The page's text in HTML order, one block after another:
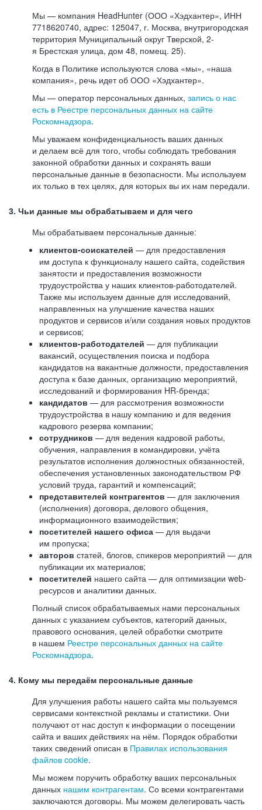
Мы — компания HeadHunter (ООО «Хэдхантер», ИНН
7718620740, адрес: 125047, г. Москва, внутригородская
территория Муниципальный округ Тверской, 2-
я Брестская улица, дом 48, помещ. 25).
Когда в Политике используются слова «мы», «наша
компания», речь идет об ООО «Хэдхантер».
Мы — оператор персональных данных, запись о нас
есть в Реестре персональных данных на сайте
Роскомнадзора.
Мы уважаем конфиденциальность ваших данных
и делаем всё для того, чтобы соблюдать требования
законной обработки данных и сохранять ваши
персональные данные в безопасности. Мы используем
их только в тех целях, для которых вы их нам передали.
3. Чьи данные мы обрабатываем и для чего
Мы обрабатываем персональные данные:
клиентов-соискателей — для предоставления
им доступа к функционалу нашего сайта, содействия
занятости и предоставления возможности
трудоустройства у наших клиентов-работодателей.
Также мы используем данные для исследований,
направленных на улучшение качества наших
продуктов и сервисов и/или создания новых продуктов
и сервисов;
клиентов-работодателей — для публикации
вакансий, осуществления поиска и подбора
кандидатов на вакантные должности, предоставления
доступа к базе данных, организацию мероприятий,
исследований и формирования HR-бренда;
кандидатов — для рассмотрения возможности
трудоустройства в нашу компанию и для ведения
кадрового резерва компании;
сотрудников — для ведения кадровой работы,
обучения, направления в командировки, учёта
результатов исполнения должностных обязанностей,
обеспечения установленных законодательством РФ
условий труда, гарантий и компенсаций;
представителей контрагентов — для заключения
(исполнения) договора, делового общения,
информационного взаимодействия;
посетителей нашего офиса — для выдачи
им пропуска;
авторов статей, блогов, спикеров мероприятий — для
публикации их материалов;
посетителей нашего сайта — для оптимизации web-
ресурсов и аналитики данных.
Полный список обрабатываемых нами персональных
данных с указанием субъектов, категорий данных,
правового основания, целей обработки смотрите
в нашем Реестре персональных данных на сайте
Роскомнадзора.
4. Кому мы передаём персональные данные
Для улучшения работы нашего сайта мы пользуемся
сервисами контекстной рекламы и статистики. Они
получают от нас доступ к информации о посещении
сайта и ваших действиях на нём. Порядок обработки
таких сведений описан в Правилах использования
файлов cookie.
Мы можем поручить обработку ваших персональных
данных нашим контрагентам. Со всеми контрагентами
заключаются договоры. Мы можем делегировать часть